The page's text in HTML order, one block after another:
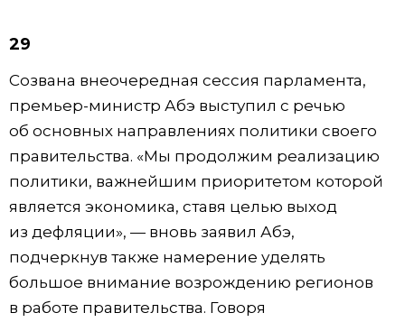
29
Созвана внеочередная сессия парламента,
премьер-министр Абэ выступил с речью
об основных направлениях политики своего
правительства. «Мы продолжим реализацию
политики, важнейшим приоритетом которой
является экономика, ставя целью выход
из дефляции», — вновь заявил Абэ,
подчеркнув также намерение уделять
большое внимание возрождению регионов
в работе правительства. Говоря